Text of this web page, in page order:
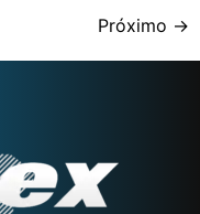
Próximo →